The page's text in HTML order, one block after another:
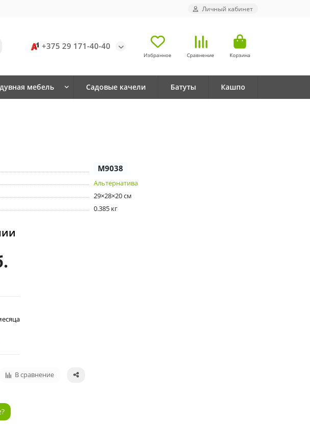
Личный кабинет
+375 29 171-40-40
Избранное Сравнение Корзина
мебель Садовые качели Батуты Кашпо
М9038
Альтернатива
29×28×20 см
0.385 кг
В сравнение